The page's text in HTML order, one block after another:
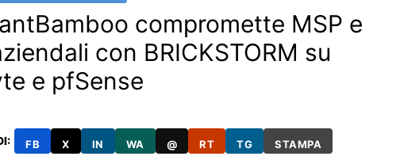
compromette MSP e
con BRICKSTORM su
e pfSense
FB X IN WA @ RT TG STAMPA